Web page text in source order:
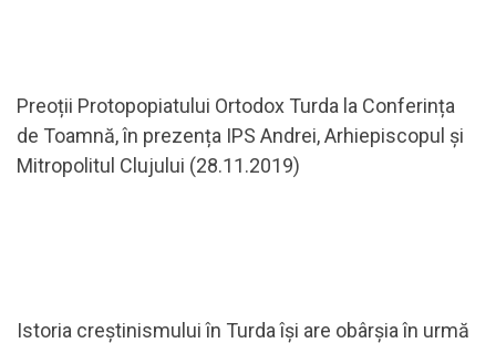
Preoții Protopopiatului Ortodox Turda la Conferința
de Toamnă, în prezența IPS Andrei, Arhiepiscopul și
Mitropolitul Clujului (28.11.2019)
Istoria creștinismului în Turda își are obârșia în urmă